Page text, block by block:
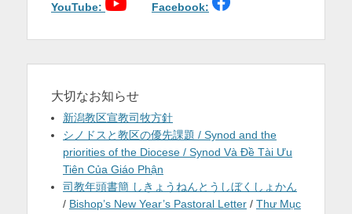
ョ
YouTube: Facebook:
大切なお知らせ
新潟教区宣教司牧方針
シノドスと教区の優先課題 / Synod and the
priorities of the Diocese / Synod Và Đề Tài Ưu
Tiên Của Giáo Phận
司教年頭書簡 しきょうねんとうしぼくしょかん
/ Bishop’s New Year’s Pastoral Letter / Thư Mục